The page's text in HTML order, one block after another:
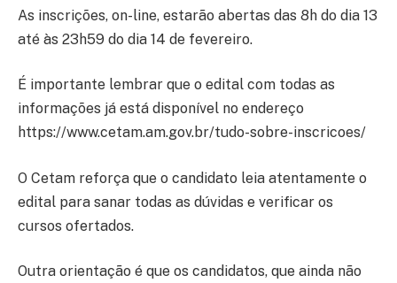
As inscrições, on-line, estarão abertas das 8h do dia 13
até às 23h59 do dia 14 de fevereiro.
É importante lembrar que o edital com todas as
informações já está disponível no endereço
https://www.cetam.am.gov.br/tudo-sobre-inscricoes/
O Cetam reforça que o candidato leia atentamente o
edital para sanar todas as dúvidas e verificar os
cursos ofertados.
Outra orientação é que os candidatos, que ainda não